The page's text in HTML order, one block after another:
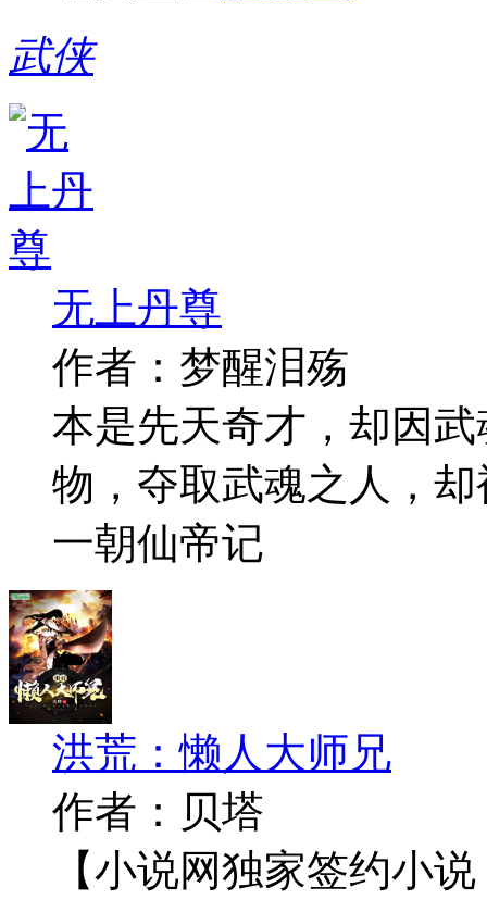
武侠
无上丹尊
作者：梦醒泪殇
本是先天奇才，却因
物，夺取武魂之人，
一朝仙帝记
洪荒：懒人大师兄
作者：贝塔
【小说网独家签约小